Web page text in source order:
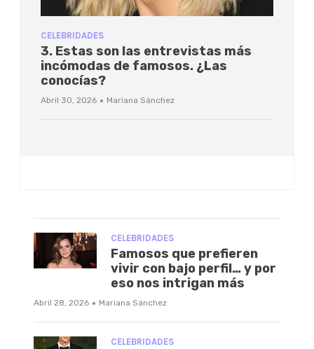
CELEBRIDADES
3. Estas son las entrevistas más
incómodas de famosos. ¿Las
conocías?
Abril 30, 2026 · Mariana Sánchez
CELEBRIDADES
Famosos que prefieren
vivir con bajo perfil… y por
eso nos intrigan más
Abril 28, 2026 · Mariana Sánchez
CELEBRIDADES